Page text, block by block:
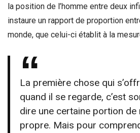
la position de l’homme entre deux
instaure un rapport de proportion
monde, que celui-ci établit à la
La première chose qui
quand il se regarde, c’est
dire une certaine portion
propre. Mais pour